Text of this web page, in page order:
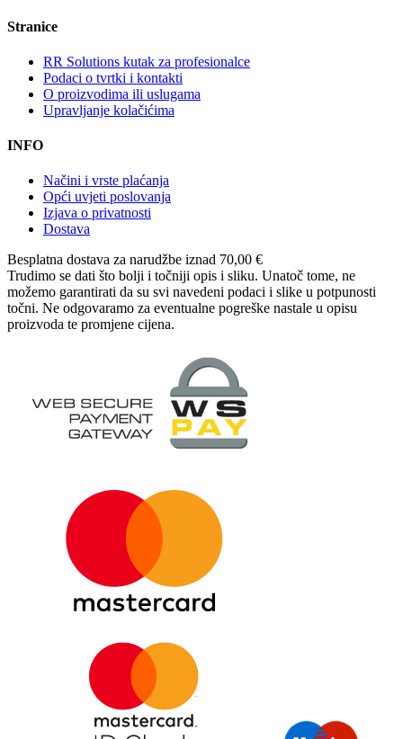
Stranice
RR Solutions kutak za profesionalce
Podaci o tvrtki i kontakti
O proizvodima ili uslugama
Upravljanje kolačićima
INFO
Načini i vrste plaćanja
Opći uvjeti poslovanja
Izjava o privatnosti
Dostava
Besplatna dostava za narudžbe iznad 70,00 €
Trudimo se dati što bolji i točniji opis i sliku. Unatoč tome, ne
možemo garantirati da su svi navedeni podaci i slike u potpunosti
točni. Ne odgovaramo za eventualne pogreške nastale u opisu
proizvoda te promjene cijena.